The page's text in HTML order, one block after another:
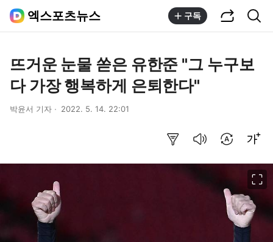
엑스포츠뉴스 구독
뜨거운 눈물 쏟은 유한준 "그 누구보
다 가장 행복하게 은퇴한다"
박윤서 기자 2022. 5. 14. 22:01